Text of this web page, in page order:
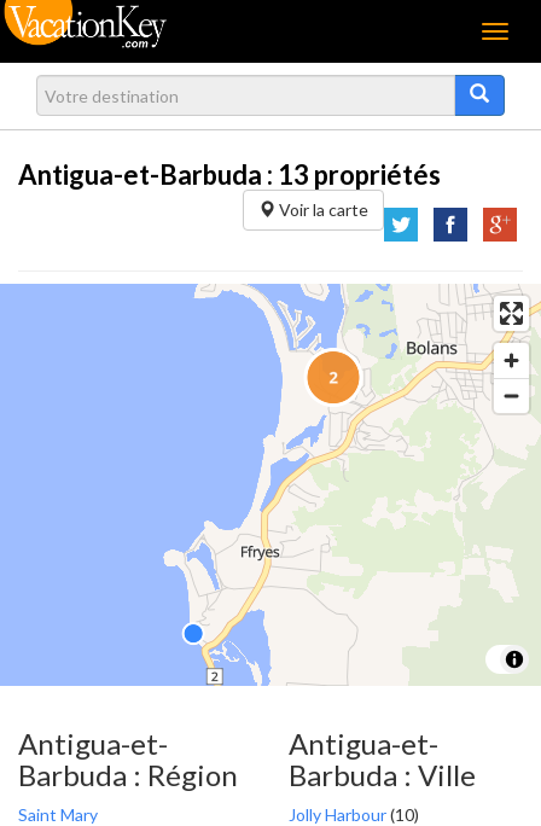
Menu
Antigua-et-Barbuda : 13 propriétés
Voir la carte
Antigua-et-
Barbuda : Région
Saint Mary
Antigua-et-
Barbuda : Ville
Jolly Harbour(10)